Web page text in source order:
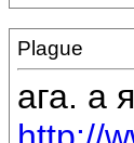
Plague
ага. а